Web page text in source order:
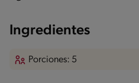
Ingredientes
Porciones: 5